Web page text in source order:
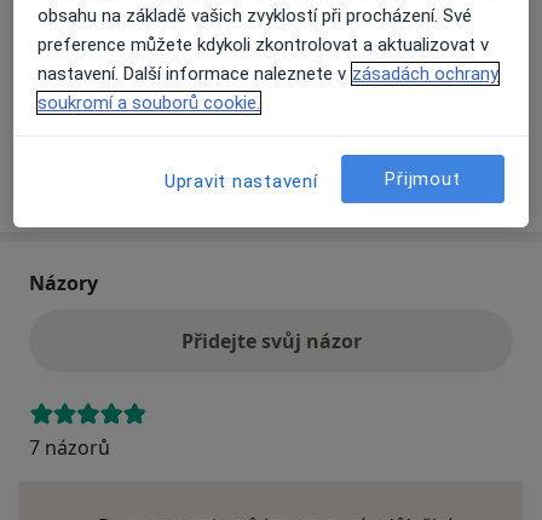
Způsoby platby (soukromé návštěvy)
Na teto adrese lékař přijímá pacienty na pojišťovnu
Detaily
Víceo adrese
Názory
Přidejte svůj názor
7 názorů
obsahu na základě vašich zvyklostí při procházení. Své
preference můžete kdykoli zkontrolovat a aktualizovat v
nastavení. Další informace naleznete v zásadách ochrany
soukromí a souborů cookie.
Upravit nastavení Přijmout